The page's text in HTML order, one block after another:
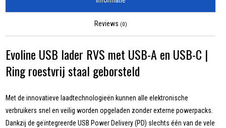
Reviews (0)
Evoline USB lader RVS met USB-A en USB-C |
Ring roestvrij staal geborsteld
Met de innovatieve laadtechnologieën kunnen alle elektronische
verbruikers snel en veilig worden opgeladen zonder externe powerpacks.
Dankzij de geïntegreerde USB Power Delivery (PD) slechts één van de vele